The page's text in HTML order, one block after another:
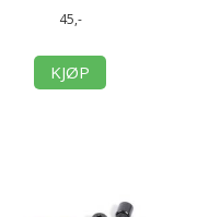
45,-
KJØP